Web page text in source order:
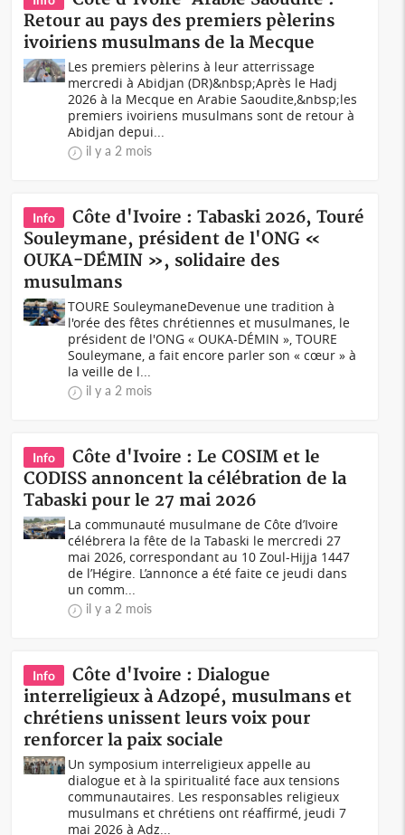
Retour au pays des premiers pèlerins
ivoiriens musulmans de la Mecque
Les premiers pèlerins à leur atterrissage
mercredi à Abidjan (DR)&nbsp;Après le Hadj
2026 à la Mecque en Arabie Saoudite,&nbsp;les
premiers ivoiriens musulmans sont de retour à
Abidjan depui...
il y a 2 mois
Info
Côte d'Ivoire : Tabaski 2026, Touré
Souleymane, président de l'ONG «
OUKA-DÉMIN », solidaire des
musulmans
TOURE SouleymaneDevenue une tradition à
l'orée des fêtes chrétiennes et musulmanes, le
président de l'ONG « OUKA-DÉMIN », TOURE
Souleymane, a fait encore parler son « cœur » à
la veille de l...
il y a 2 mois
Info
Côte d'Ivoire : Le COSIM et le
CODISS annoncent la célébration de la
Tabaski pour le 27 mai 2026
La communauté musulmane de Côte d’Ivoire
célébrera la fête de la Tabaski le mercredi 27
mai 2026, correspondant au 10 Zoul-Hijja 1447
de l’Hégire. L’annonce a été faite ce jeudi dans
un comm...
il y a 2 mois
Info
Côte d'Ivoire : Dialogue
interreligieux à Adzopé, musulmans et
chrétiens unissent leurs voix pour
renforcer la paix sociale
Un symposium interreligieux appelle au
dialogue et à la spiritualité face aux tensions
communautaires. Les responsables religieux
musulmans et chrétiens ont réaffirmé, jeudi 7
mai 2026 à Adz...